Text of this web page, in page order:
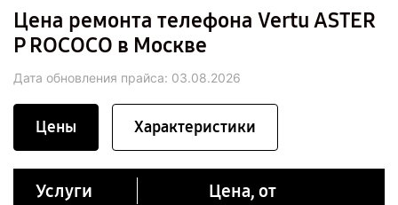
Цена ремонта телефона Vertu ASTER
P ROCOCO в Москве
Дата обновления прайса: 03.08.2026
Цены Характеристики
Услуги Цена, от